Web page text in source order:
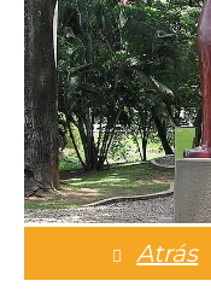
Atrás